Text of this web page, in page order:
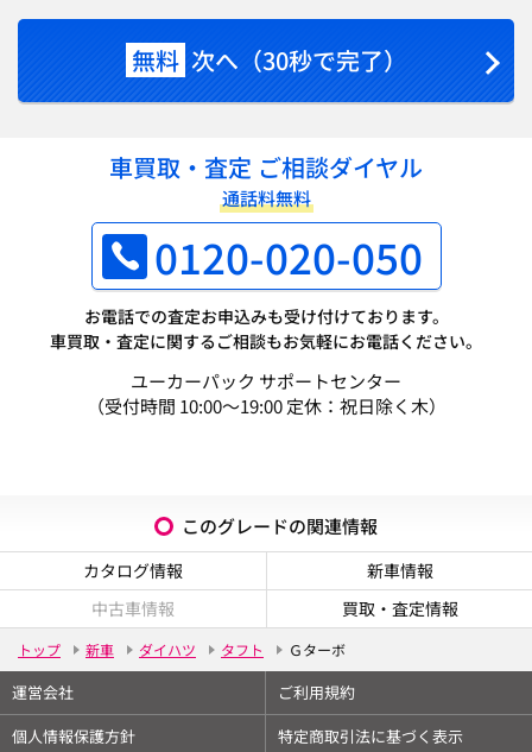
無料 次へ（30秒で完了）
車買取・査定 ご相談ダイヤル
通話料無料
0120-020-050
お電話での査定お申込みも受け付けております。
車買取・査定に関するご相談もお気軽にお電話ください。
ユーカーパック サポートセンター
（受付時間 10:00～19:00 定休：祝日除く木）
このグレードの関連情報
カタログ情報
新車情報
中古車情報
買取・査定情報
トップ 新車 ダイハツ タフト Ｇターボ
運営会社
ご利用規約
個人情報保護方針
特定商取引法に基づく表示